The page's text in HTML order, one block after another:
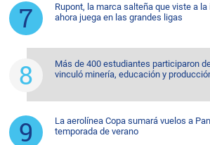
Rupont, la marca salteña que viste a
ahora juega en las grandes ligas
Más de 400 estudiantes participaron
vinculó minería, educación y
La aerolínea Copa sumará vuelos a
temporada de verano